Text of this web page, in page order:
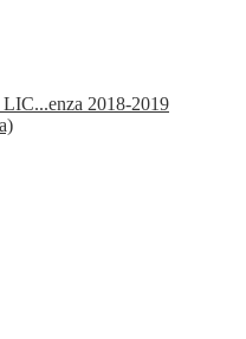
2018-2019